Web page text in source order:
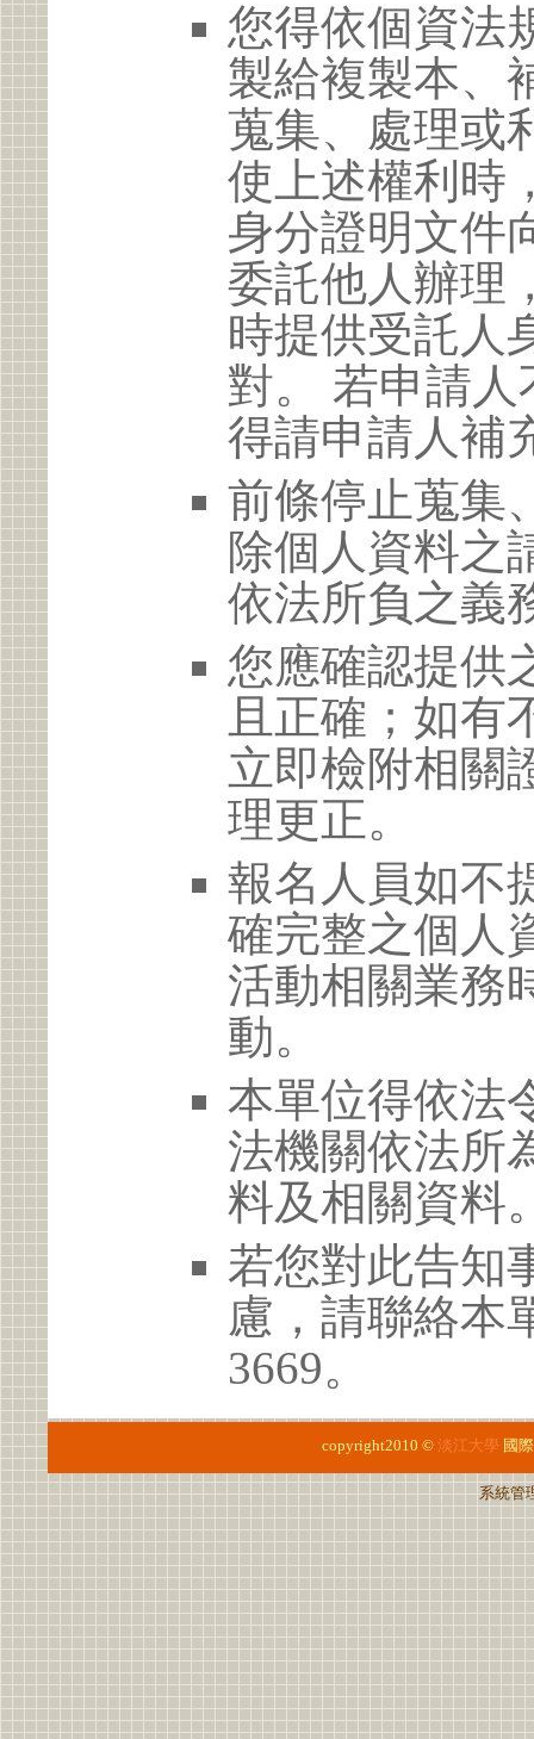
您得依個資法
製給複製本、
蒐集、處理或
使上述權利時
身分證明文件
委託他人辦理
時提供受託人
對。 若申請
得請申請人補
前條停止蒐集
除個人資料之
依法所負之義
您應確認提供
且正確；如有
立即檢附相關
理更正。
報名人員如不
確完整之個人
活動相關業務
動。
本單位得依法
法機關依法所
料及相關資料
若您對此告知
慮，請聯絡本
3669。
copyright2010 © 淡江大學 國
系統管